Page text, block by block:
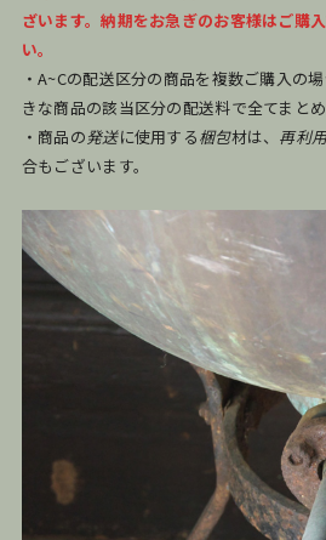
ざいます。納期をお急ぎのお客様はご購
い。
・A~Cの配送区分の商品を複数ご購入の
きな商品の該当区分の配送料で全てまと
・商品の発送に使用する梱包材は、 再利
合もございます。